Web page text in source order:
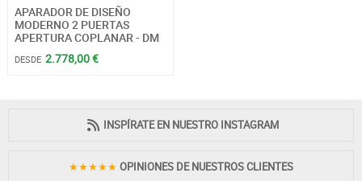
APARADOR DE DISEÑO
MODERNO 2 PUERTAS
APERTURA COPLANAR - DM
DESDE 2.778,00 €
INSPÍRATE EN NUESTRO INSTAGRAM
★★★★★ OPINIONES DE NUESTROS CLIENTES